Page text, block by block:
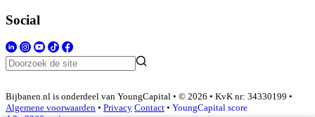
Social
Bijbanen.nl is onderdeel van YoungCapital • © 2026 • KvK nr: 34330199 •
Algemene voorwaarden • Privacy Contact • YoungCapital score